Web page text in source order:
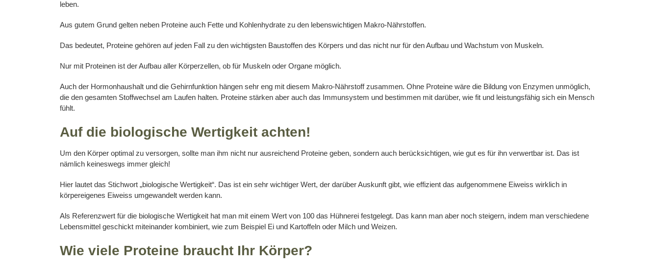
leben.
Aus gutem Grund gelten neben Proteine auch Fette und Kohlenhydrate zu den lebenswichtigen Makro-Nährstoffen.
Das bedeutet, Proteine gehören auf jeden Fall zu den wichtigsten Baustoffen des Körpers und das nicht nur für den Aufbau und Wachstum von Muskeln.
Nur mit Proteinen ist der Aufbau aller Körperzellen, ob für Muskeln oder Organe möglich.
Auch der Hormonhaushalt und die Gehirnfunktion hängen sehr eng mit diesem Makro-Nährstoff zusammen. Ohne Proteine wäre die Bildung von Enzymen unmöglich,
die den gesamten Stoffwechsel am Laufen halten. Proteine stärken aber auch das Immunsystem und bestimmen mit darüber, wie fit und leistungsfähig sich ein Mensch
fühlt.
Auf die biologische Wertigkeit achten!
Um den Körper optimal zu versorgen, sollte man ihm nicht nur ausreichend Proteine geben, sondern auch berücksichtigen, wie gut es für ihn verwertbar ist. Das ist
nämlich keineswegs immer gleich!
Hier lautet das Stichwort „biologische Wertigkeit“. Das ist ein sehr wichtiger Wert, der darüber Auskunft gibt, wie effizient das aufgenommene Eiweiss wirklich in
körpereigenes Eiweiss umgewandelt werden kann.
Als Referenzwert für die biologische Wertigkeit hat man mit einem Wert von 100 das Hühnerei festgelegt. Das kann man aber noch steigern, indem man verschiedene
Lebensmittel geschickt miteinander kombiniert, wie zum Beispiel Ei und Kartoffeln oder Milch und Weizen.
Wie viele Proteine braucht Ihr Körper?